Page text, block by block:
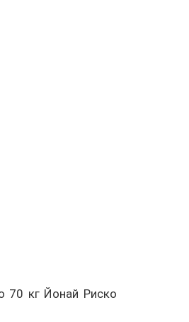
70 кг Йонай Риско